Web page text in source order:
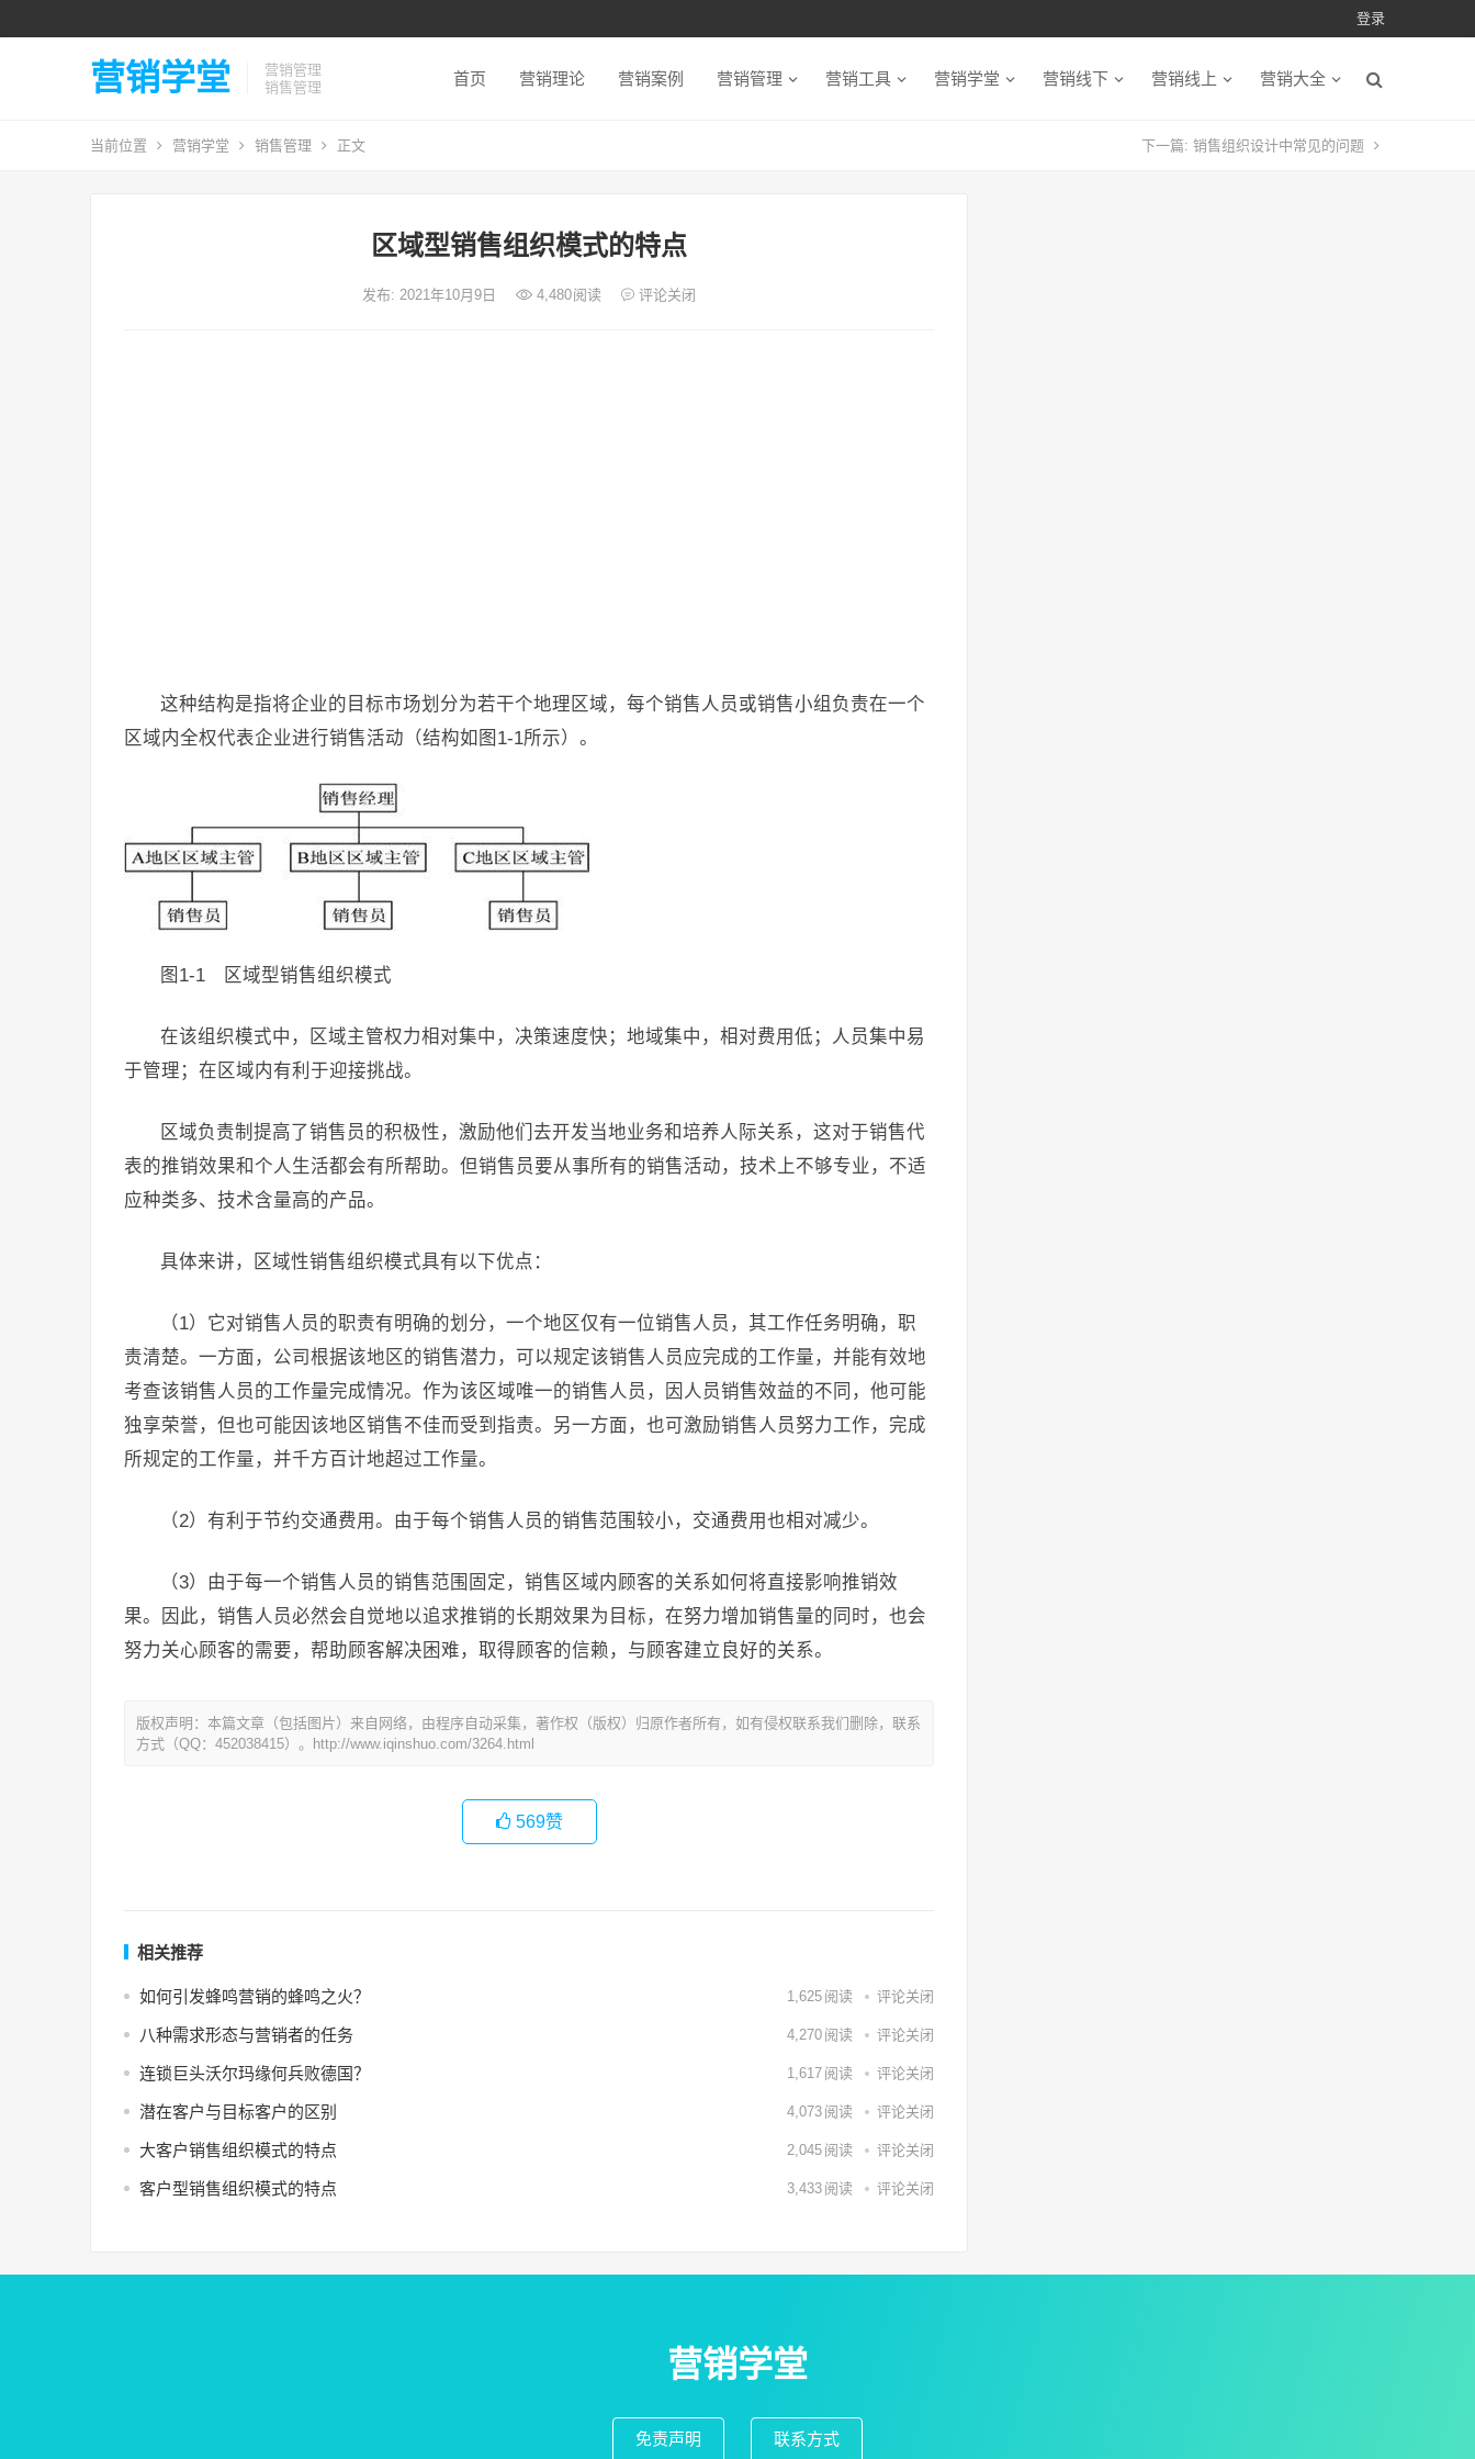
登录
营销学堂
营销管理
销售管理
首页 营销理论 营销案例 营销管理 营销工具 营销学堂 营销线下 营销线上 营销大全
当前位置 营销学堂 销售管理 正文 下一篇: 销售组织设计中常见的问题
区域型销售组织模式的特点
发布: 2021年10月9日 4,480阅读 评论关闭
这种结构是指将企业的目标市场划分为若干个地理区域，每个销售人员或销售小组负责在一个
区域内全权代表企业进行销售活动（结构如图1-1所示）。
图1-1 区域型销售组织模式
在该组织模式中，区域主管权力相对集中，决策速度快；地域集中，相对费用低；人员集中易
于管理；在区域内有利于迎接挑战。
区域负责制提高了销售员的积极性，激励他们去开发当地业务和培养人际关系，这对于销售代
表的推销效果和个人生活都会有所帮助。但销售员要从事所有的销售活动，技术上不够专业，不适
应种类多、技术含量高的产品。
具体来讲，区域性销售组织模式具有以下优点：
（1）它对销售人员的职责有明确的划分，一个地区仅有一位销售人员，其工作任务明确，职
责清楚。一方面，公司根据该地区的销售潜力，可以规定该销售人员应完成的工作量，并能有效地
考查该销售人员的工作量完成情况。作为该区域唯一的销售人员，因人员销售效益的不同，他可能
独享荣誉，但也可能因该地区销售不佳而受到指责。另一方面，也可激励销售人员努力工作，完成
所规定的工作量，并千方百计地超过工作量。
（2）有利于节约交通费用。由于每个销售人员的销售范围较小，交通费用也相对减少。
（3）由于每一个销售人员的销售范围固定，销售区域内顾客的关系如何将直接影响推销效
果。因此，销售人员必然会自觉地以追求推销的长期效果为目标，在努力增加销售量的同时，也会
努力关心顾客的需要，帮助顾客解决困难，取得顾客的信赖，与顾客建立良好的关系。
版权声明：本篇文章（包括图片）来自网络，由程序自动采集，著作权（版权）归原作者所有，如有侵权联系我们删除，联系
方式（QQ：452038415）。http://www.iqinshuo.com/3264.html
569赞
相关推荐
如何引发蜂鸣营销的蜂鸣之火？ 1,625 阅读 评论关闭
八种需求形态与营销者的任务 4,270 阅读 评论关闭
连锁巨头沃尔玛缘何兵败德国？ 1,617 阅读 评论关闭
潜在客户与目标客户的区别 4,073 阅读 评论关闭
大客户销售组织模式的特点 2,045 阅读 评论关闭
客户型销售组织模式的特点 3,433 阅读 评论关闭
营销学堂
免责声明 联系方式